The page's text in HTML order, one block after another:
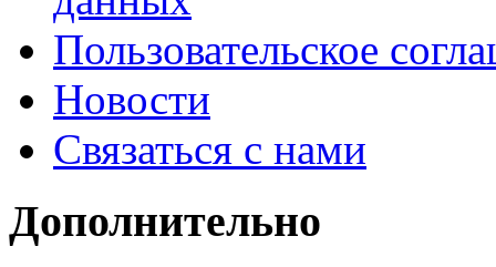
Пользовательское
Новости
Связаться с нами
Дополнительно